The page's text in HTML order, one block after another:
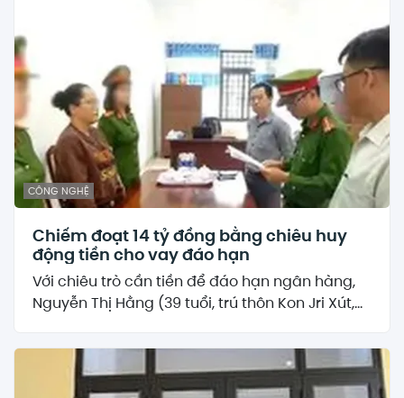
CÔNG NGHỆ
Chiếm đoạt 14 tỷ đồng bằng chiêu huy
động tiền cho vay đáo hạn
Với chiêu trò cần tiền để đáo hạn ngân hàng,
Nguyễn Thị Hằng (39 tuổi, trú thôn Kon Jri Xút,...